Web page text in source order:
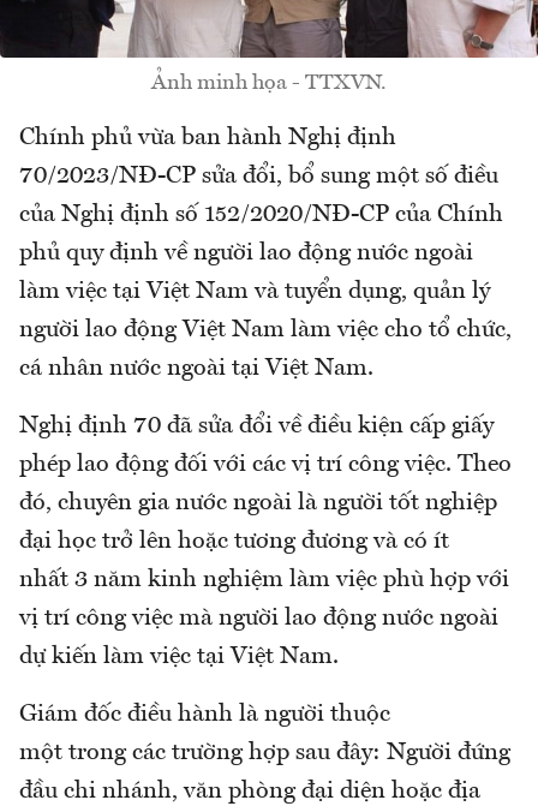
Ảnh minh họa - TTXVN.
Chính phủ vừa ban hành Nghị định
70/2023/NĐ-CP sửa đổi, bổ sung một số điều
của Nghị định số 152/2020/NĐ-CP của Chính
phủ quy định về người lao động nước ngoài
làm việc tại Việt Nam và tuyển dụng, quản lý
người lao động Việt Nam làm việc cho tổ chức,
cá nhân nước ngoài tại Việt Nam.
Nghị định 70 đã sửa đổi về điều kiện cấp giấy
phép lao động đối với các vị trí công việc. Theo
đó, chuyên gia nước ngoài là người tốt nghiệp
đại học trở lên hoặc tương đương và có ít
nhất 3 năm kinh nghiệm làm việc phù hợp với
vị trí công việc mà người lao động nước ngoài
dự kiến làm việc tại Việt Nam.
Giám đốc điều hành là người thuộc
một trong các trường hợp sau đây: Người đứng
đầu chi nhánh, văn phòng đại diện hoặc địa